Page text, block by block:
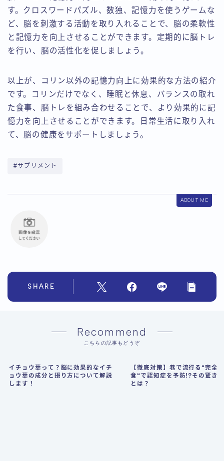
す。クロスワードパズル、数独、記憶力を使うゲームな
ど、脳を刺激する活動を取り入れることで、脳の柔軟性
と記憶力を向上させることができます。定期的に脳トレ
を行い、脳の活性化を促しましょう。
以上が、コリン以外の記憶力向上に効果的な方法の紹介
です。コリンだけでなく、睡眠と休息、バランスの取れ
た食事、脳トレを組み合わせることで、より効果的に記
憶力を向上させることができます。日常生活に取り入れ
て、脳の健康をサポートしましょう。
#サプリメント
ABOUT ME
SHARE
Recommend
こちらの記事もどうぞ
イチョウ葉って？脳に効果的なイチ
ョウ葉の成分と摂り方について解説
します！
【徹底対策】巷で流行る“完全
食“で認知症を予防!?その驚き
とは？